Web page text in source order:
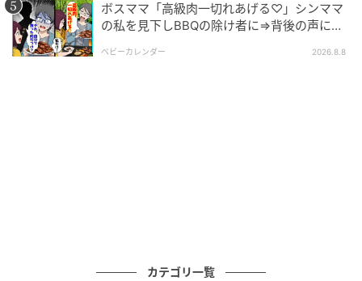
ボスママ「高級肉一切れあげる♡」シンママ
の私を見下しBBQの除け者に⇒背後の声に突
ベビーカレンダー 2026.8.8
カテゴリ一覧